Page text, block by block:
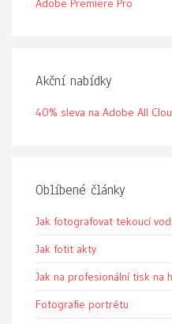
Adobe Premiere Pro
Akční nabídky
40% sleva na Adobe All
Oblíbené články
Jak fotografovat tekoucí
Jak fotit akty
Jak na profesionální tisk na
Fotografie portrétu